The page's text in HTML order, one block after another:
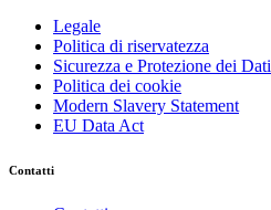
Legale
Politica di riservatezza
Sicurezza e Protezione dei Dati
Politica dei cookie
Modern Slavery Statement
EU Data Act
Contatti